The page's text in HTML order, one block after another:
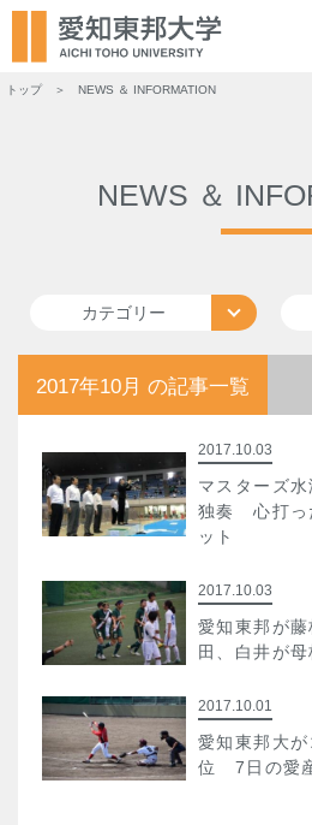
トップ NEWS ＆ INFORMATION
NEWS ＆
カテゴリー
2017年10月 の記事一覧
2017.10.03
マスターズ水
独奏 心打っ
ット
2017.10.03
愛知東邦が
田、白井が
2017.10.01
愛知東邦大
位 7日の愛